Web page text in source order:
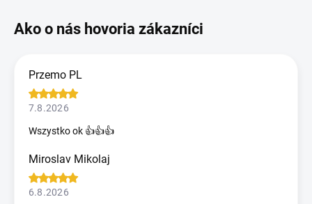
Przemo PL
7.8.2026
Wszystko ok 👍👍👍
Miroslav Mikolaj
6.8.2026